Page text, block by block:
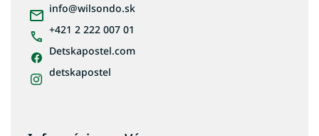
info@wilsondo.sk
+421 2 222 007 01
Detskapostel.com
detskapostel